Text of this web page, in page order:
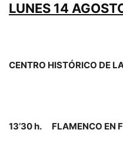
LUNES 14
CENTRO HISTÓRICO DE
13’30 h.